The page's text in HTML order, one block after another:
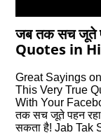
जब तक सच जूते
Quotes in
Great Sayings
This Very True
With Your
तक सच जूते पहन
सकता है! Jab Tak